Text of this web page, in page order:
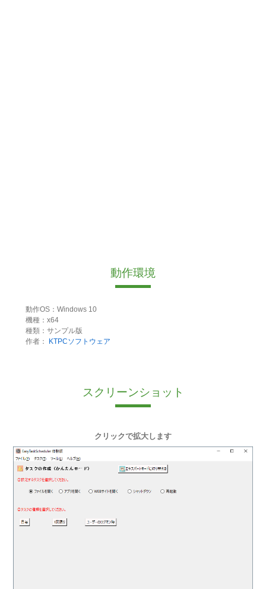
動作環境
動作OS：Windows 10
機種：x64
種類：サンプル版
作者：
KTPCソフトウェア
スクリーンショット
クリックで拡大します